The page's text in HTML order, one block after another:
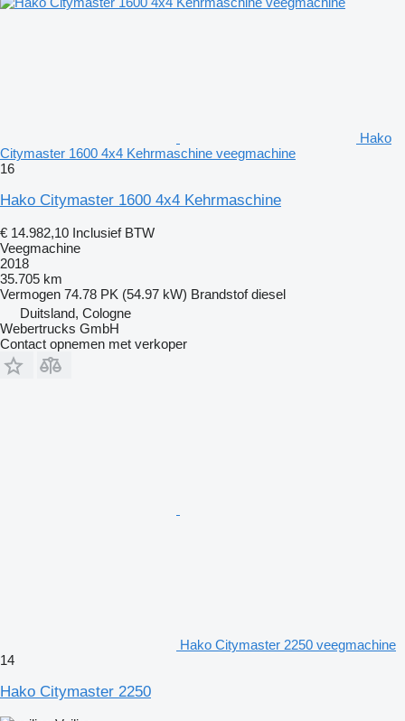
Hako
Citymaster 1600 4x4 Kehrmaschine veegmachine
16
Hako Citymaster 1600 4x4 Kehrmaschine
€ 14.982,10 Inclusief BTW
Veegmachine
2018
35.705 km
Vermogen 74.78 PK (54.97 kW) Brandstof diesel
Duitsland, Cologne
Webertrucks GmbH
Contact opnemen met verkoper
Hako Citymaster 2250 veegmachine
14
Hako Citymaster 2250